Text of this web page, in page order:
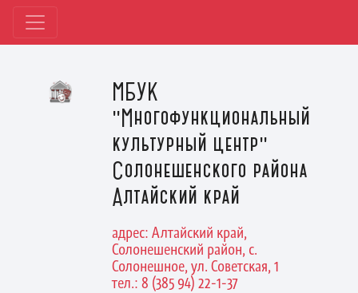
МБУК
"Многофункциональный
культурный центр"
Солонешенского района
Алтайский край
адрес: Алтайский край,
Солонешенский район, с.
Солонешное, ул. Советская, 1
тел.: 8 (385 94) 22-1-37